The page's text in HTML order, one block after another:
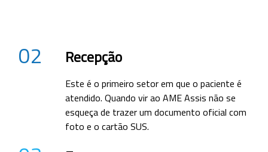
02 Recepção
Este é o primeiro setor em que o paciente é
atendido. Quando vir ao AME Assis não se
esqueça de trazer um documento oficial com
foto e o cartão SUS.